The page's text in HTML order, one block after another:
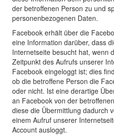
der betroffenen Person zu und
personenbezogenen Daten.
Facebook erhält über die
eine Information darüber, dass
Internetseite besucht hat, wenn
Zeitpunkt des Aufrufs unserer
Facebook eingeloggt ist; dies
ob die betroffene Person die
oder nicht. Ist eine derartige
an Facebook von der
diese die Übermittlung dadurch
einem Aufruf unserer
Account ausloggt.